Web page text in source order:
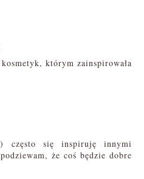
którym zainspirowała
często się inspiruję innymi
że coś będzie dobre